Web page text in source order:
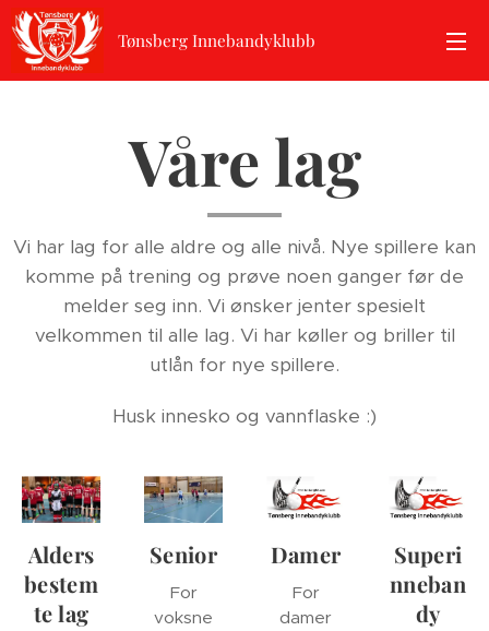
Tønsberg Innebandyklubb
Våre lag
Vi har lag for alle aldre og alle nivå. Nye spillere kan
komme på trening og prøve noen ganger før de
melder seg inn. Vi ønsker jenter spesielt
velkommen til alle lag. Vi har køller og briller til
utlån for nye spillere.
Husk innesko og vannflaske :)
Alders
bestem
te lag
Senior
For
voksne
Damer
For
damer
Superi
nneban
dy